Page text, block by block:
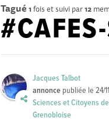
Tagué 1 fois et suivi par12
Jacques Talbot
annonce publiée le24/
Sciences et Citoyens
Grenobloise